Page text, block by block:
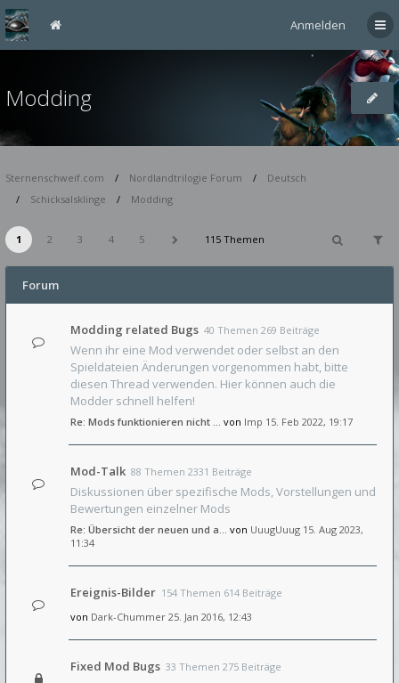
Anmelden
Modding
Sternenschweif.com Nordlandtrilogie Forum
Deutsch
Schicksalsklinge
Modding
1 2 3 4 5 115 Themen
Forum
Modding related Bugs 40 Themen 269 Beiträge
Wenn ihr eine Mod verwendet oder selbst an den
Spieldateien Änderungen vorgenommen habt, bitte
diesen Thread verwenden. Hier können auch die
Modder schnell helfen!
Re: Mods funktionieren nicht … von Imp 15. Feb 2022, 19:17
Mod-Talk 88 Themen 2331 Beiträge
Diskussionen über spezifische Mods, Vorstellungen und
Bewertungen einzelner Mods
Re: Übersicht der neuen und a… von UuugUuug 15. Aug 2023,
11:34
Ereignis-Bilder 154 Themen 614 Beiträge
von Dark-Chummer 25. Jan 2016, 12:43
Fixed Mod Bugs 33 Themen 275 Beiträge